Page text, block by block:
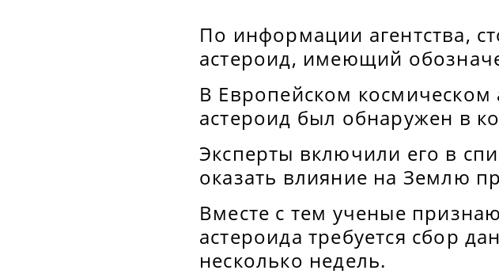
По информации агентства,
астероид, имеющий
В Европейском космическом
астероид был обнаружен в
Эксперты включили его в
оказать влияние на Землю
Вместе с тем ученые
астероида требуется сбор
несколько недель.